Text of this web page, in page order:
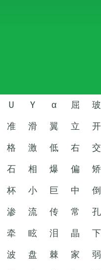
U Y α 屈 玻
准 滑 翼 立 开
格 激 低 右 交
石 相 爆 偏 矫
杯 小 巨 中 倒
渗 流 传 常 孔
牵 眩 泪 晶 下
波 盘 棘 家 弱